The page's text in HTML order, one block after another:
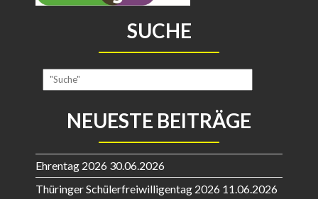
SUCHE
NEUESTE BEITRÄGE
Ehrentag 2026 30.06.2026
Thüringer Schülerfreiwilligentag 2026 11.06.2026